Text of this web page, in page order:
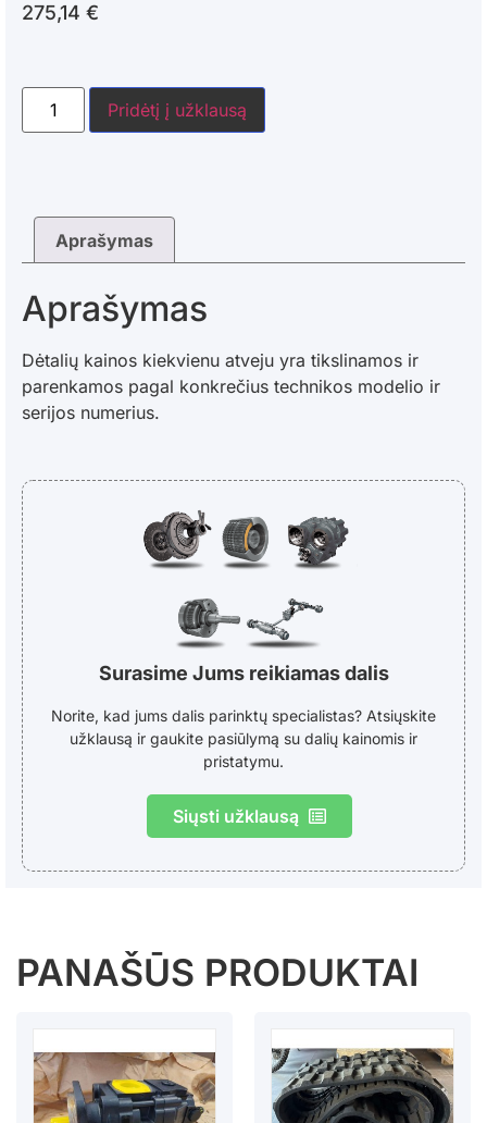
275,14 €
Pridėtį į užklausą
Aprašymas
Aprašymas
Dėtalių kainos kiekvienu atveju yra tikslinamos ir
parenkamos pagal konkrečius technikos modelio ir
serijos numerius.
Surasime Jums reikiamas dalis
Norite, kad jums dalis parinktų specialistas? Atsiųskite
užklausą ir gaukite pasiūlymą su dalių kainomis ir
pristatymu.
Siųsti užklausą
PANAŠŪS PRODUKTAI